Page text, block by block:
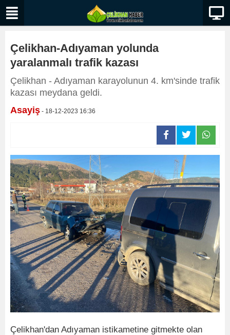
Çelikhan-Adıyaman yolunda
yaralanmalı trafik kazası
Çelikhan - Adıyaman karayolunun 4. km'sinde trafik
kazası meydana geldi.
Asayiş - 18-12-2023 16:36
Çelikhan'dan Adıyaman istikametine gitmekte olan